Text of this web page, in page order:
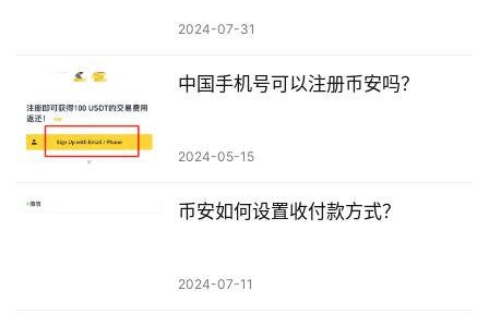
2024-07-31
中国手机号可以注册币安吗？
2024-05-15
币安如何设置收付款方式？
2024-07-11